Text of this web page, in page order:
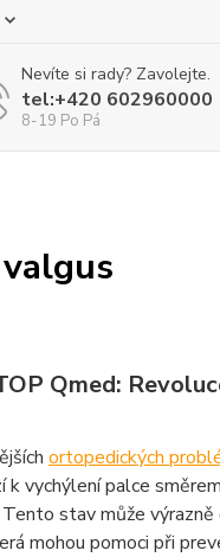
Nevíte si rady? Zavolejte.
tel:+420 602960000
8-19 Po Pá
Qmed:
ortopedických
k vychýlení palce
stav může
mohou pomoci při